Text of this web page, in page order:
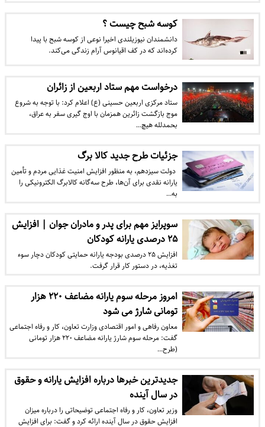
کوسه شبح چیست ؟
دانشمندان نیوزیلندی اخیرا نوعی از کوسه شبح با پیدا
کرده‌اند که در کف اقیانوس آرام زندگی می‌کند.
درخواست مهم ستاد اربعین از زائران
ستاد مرکزی اربعین حسینی (ع) اعلام کرد: با توجه به شروع
موج بازگشت زائرین همزمان با اوج گیری سفر به عراق،
بحمدلله هیچ…
جزئیات طرح جدید کالا برگ
​ دولت سیزدهم، به منظور افزایش امنیت غذایی مردم و تأمین
یارانه نقدی برای آن‌ها، طرح سه‌گانه کالابرگ الکترونیکی را
به…
سوپرایز مهم برای پدر و مادران جوان | افزایش
۲۵ درصدی یارانه کودکان
افزایش ۲۵ درصدی بودجه یارانه حمایتی کودکان دچار سوء
تغذیه، در دستور کار قرار گرفت.
امروز مرحله سوم یارانه مضاعف ۲۲۰ هزار
تومانی شارژ می شود
معاون رفاهی و امور اقتصادی وزارت تعاون، کار و رفاه اجتماعی
گفت: مرحله سوم شارژ یارانه مضاعف ۲۲۰ هزار تومانی
(طرح…
جدیدترین خبرها درباره افزایش یارانه و حقوق
در سال آینده
وزیر تعاون، کار و رفاه اجتماعی توضیحاتی را درباره میزان
افزایش حقوق در سال آینده ارائه کرد و گفت: برای افزایش